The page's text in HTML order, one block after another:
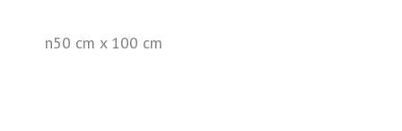
n50 cm x 100 cm